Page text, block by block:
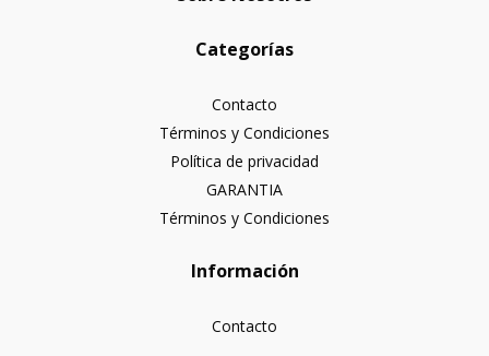
Categorías
Contacto
Términos y Condiciones
Política de privacidad
GARANTIA
Términos y Condiciones
Información
Contacto